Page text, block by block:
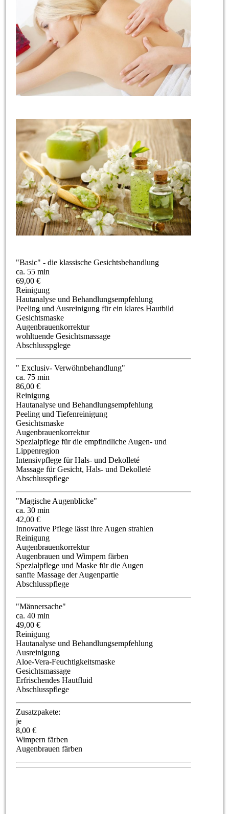
"Basic" - die klassische Gesichtsbehandlung
ca. 55 min
69,00 €
Reinigung
Hautanalyse und Behandlungsempfehlung
Peeling und Ausreinigung für ein klares Hautbild
Gesichtsmaske
Augenbrauenkorrektur
wohltuende Gesichtsmassage
Abschlusspglege
" Exclusiv- Verwöhnbehandlung"
ca. 75 min
86,00 €
Reinigung
Hautanalyse und Behandlungsempfehlung
Peeling und Tiefenreinigung
Gesichtsmaske
Augenbrauenkorrektur
Spezialpflege für die empfindliche Augen- und
Lippenregion
Intensivpflege für Hals- und Dekolleté
Massage für Gesicht, Hals- und Dekolleté
Abschlusspflege
"Magische Augenblicke"
ca. 30 min
42,00 €
Innovative Pflege lässt ihre Augen strahlen
Reinigung
Augenbrauenkorrektur
Augenbrauen und Wimpern färben
Spezialpflege und Maske für die Augen
sanfte Massage der Augenpartie
Abschlusspflege
"Männersache"
ca. 40 min
49,00 €
Reinigung
Hautanalyse und Behandlungsempfehlung
Ausreinigung
Aloe-Vera-Feuchtigkeitsmaske
Gesichtsmassage
Erfrischendes Hautfluid
Abschlusspflege
Zusatzpakete:
je
8,00 €
Wimpern färben
Augenbrauen färben